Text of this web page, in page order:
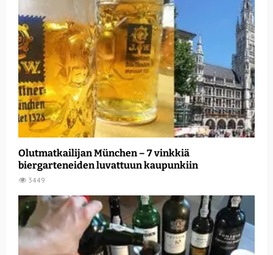
Olutmatkailijan München – 7 vinkkiä
biergarteneiden luvattuun kaupunkiin
3449